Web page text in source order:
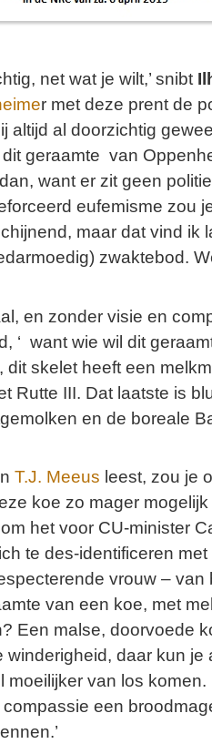
net wat je wilt,’ snibt
r met deze prent de
altijd al doorzichtig
geraamte van
want er zit geen
eufemisme zou
maar dat vind ik
zwaktebod.
en zonder visie en
‘ want wie wil dit
dit skelet heeft een
Rutte III. Dat laatste is
en de boreale
T.J. Meeus leest, zou je
koe zo mager mogelijk
om het voor CU-minister
te des-identificeren
vrouw –
van een koe, met
Een malse, doorvoede
winderigheid, daar kun
moeilijker van los
een